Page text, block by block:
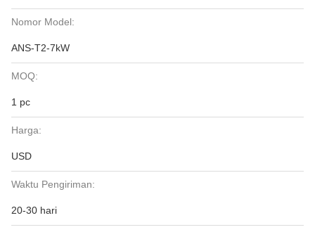
Nomor Model:
ANS-T2-7kW
MOQ:
1 pc
Harga:
USD
Waktu Pengiriman:
20-30 hari